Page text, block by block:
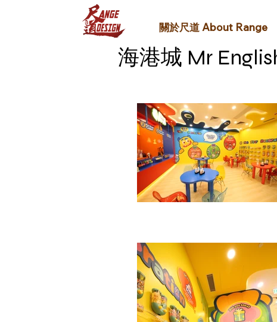
關於尺道 About Range
海港城 Mr